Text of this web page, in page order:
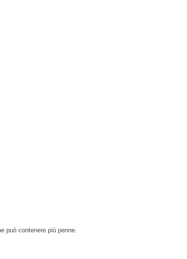
può contenere più penne.